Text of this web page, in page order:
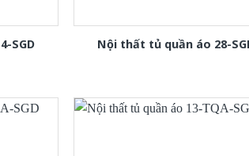
SGD Nội thất tủ quần áo 28-